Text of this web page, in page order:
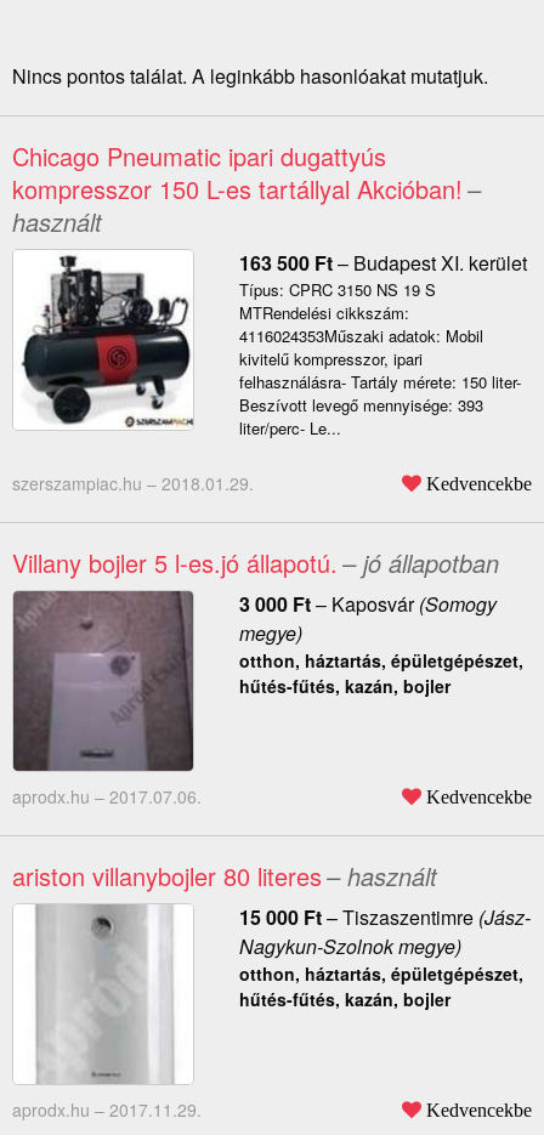
Nincs pontos találat. A leginkább hasonlóakat mutatjuk.
Chicago Pneumatic ipari dugattyús
kompresszor 150 L-es tartállyal Akcióban! –
használt
163 500 Ft– Budapest XI. kerület
Típus: CPRC 3150 NS 19 S
MTRendelési cikkszám:
4116024353Műszaki adatok: Mobil
kivitelű kompresszor, ipari
felhasználásra- Tartály mérete: 150 liter-
Beszívott levegő mennyisége: 393
liter/perc- Le...
szerszampiac.hu – 2018.01.29. Kedvencekbe
Villany bojler 5 l-es.jó állapotú. – jó állapotban
3 000 Ft– Kaposvár(Somogy
megye)
otthon, háztartás, épületgépészet,
hűtés-fűtés, kazán, bojler
aprodx.hu – 2017.07.06. Kedvencekbe
ariston villanybojler 80 literes– használt
15 000 Ft–Tiszaszentimre(Jász-
Nagykun-Szolnok megye)
otthon, háztartás, épületgépészet,
hűtés-fűtés, kazán, bojler
aprodx.hu – 2017.11.29. Kedvencekbe